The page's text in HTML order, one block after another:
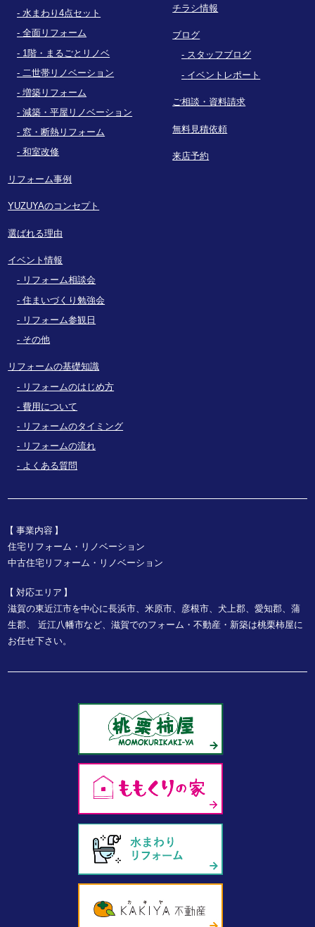
水まわり4点セット
全面リフォーム
1階・まるごとリノベ
二世帯リノベーション
増築リフォーム
減築・平屋リノベーション
窓・断熱リフォーム
和室改修
リフォーム事例
YUZUYAのコンセプト
選ばれる理由
イベント情報
リフォーム相談会
住まいづくり勉強会
リフォーム参観日
その他
リフォームの基礎知識
リフォームのはじめ方
費用について
リフォームのタイミング
リフォームの流れ
よくある質問
チラシ情報
ブログ
スタッフブログ
イベントレポート
ご相談・資料請求
無料見積依頼
来店予約
事業内容
住宅リフォーム・リノベーション
中古住宅リフォーム・リノベーション
対応エリア
滋賀の東近江市を中心に長浜市、米原市、彦根市、犬上郡、愛知郡、蒲
生郡、
近江八幡市など、滋賀でのフォーム・不動産・新築は桃栗柿屋に
お任せ下さい。